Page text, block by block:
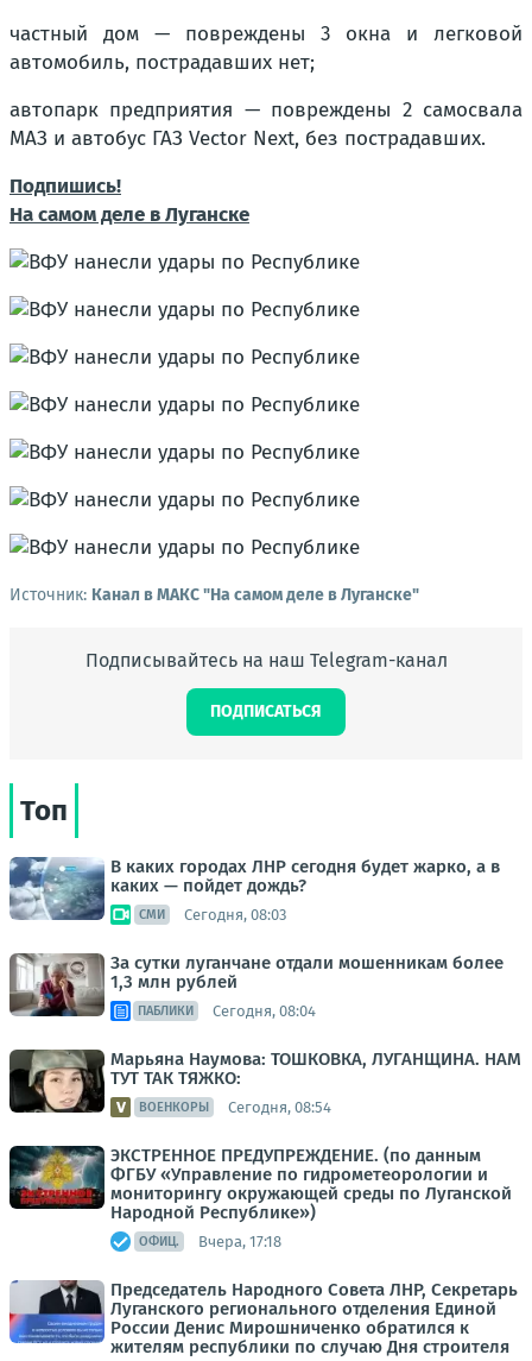
частный дом — повреждены 3 окна и легковой
автомобиль, пострадавших нет;
автопарк предприятия — повреждены 2 самосвала
МАЗ и автобус ГАЗ Vector Next, без пострадавших.
Подпишись!
На самом деле в Луганске
Источник: Канал в МАКС "На самом деле в Луганске"
Подписывайтесь на наш Telegram-канал
ПОДПИСАТЬСЯ
Топ
В каких городах ЛНР сегодня будет жарко, а в
каких — пойдет дождь?
СМИ Сегодня, 08:03
За сутки луганчане отдали мошенникам более
1,3 млн рублей
ПАБЛИКИ Сегодня, 08:04
Марьяна Наумова: ТОШКОВКА, ЛУГАНЩИНА. НАМ
ТУТ ТАК ТЯЖКО:
ВОЕНКОРЫ Сегодня, 08:54
ЭКСТРЕННОЕ ПРЕДУПРЕЖДЕНИЕ. (по данным
ФГБУ «Управление по гидрометеорологии и
мониторингу окружающей среды по Луганской
Народной Республике»)
ОФИЦ. Вчера, 17:18
Председатель Народного Совета ЛНР, Секретарь
Луганского регионального отделения Единой
России Денис Мирошниченко обратился к
жителям республики по случаю Дня строителя